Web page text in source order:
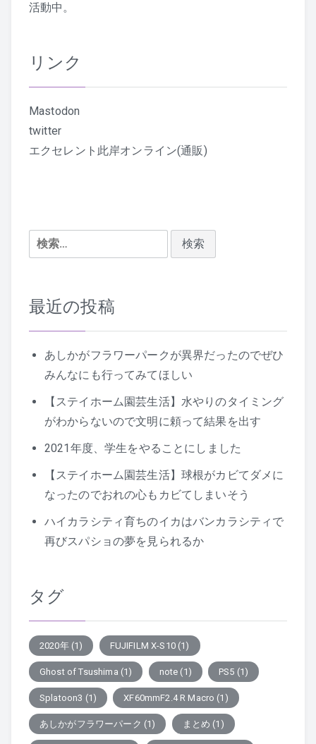
活動中。
リンク
Mastodon
twitter
エクセレント此岸オンライン(通販)
検
索:
最近の投稿
あしかがフラワーパークが異界だったのでぜひ
みんなにも行ってみてほしい
【ステイホーム園芸生活】水やりのタイミング
がわからないので文明に頼って結果を出す
2021年度、学生をやることにしました
【ステイホーム園芸生活】球根がカビてダメに
なったのでおれの心もカビてしまいそう
ハイカラシティ育ちのイカはバンカラシティで
再びスパショの夢を見られるか
タグ
2020年(1) FUJIFILM X-S10(1)
Ghost of Tsushima (1) note (1) PS5 (1)
Splatoon3 (1) XF60mmF2.4 R Macro (1)
あしかがフラワーパーク (1) まとめ (1)